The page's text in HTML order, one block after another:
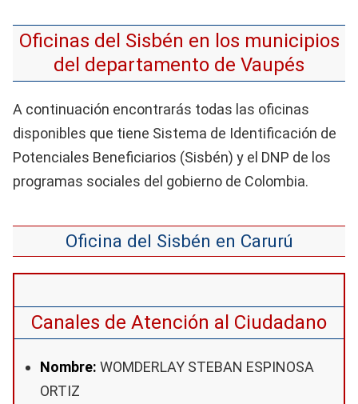
Oficinas del Sisbén en los municipios
del departamento de Vaupés
A continuación encontrarás todas las oficinas
disponibles que tiene Sistema de Identificación de
Potenciales Beneficiarios (Sisbén) y el DNP de los
programas sociales del gobierno de Colombia.
Oficina del Sisbén en Carurú
Canales de Atención al Ciudadano
Nombre: WOMDERLAY STEBAN ESPINOSA
ORTIZ